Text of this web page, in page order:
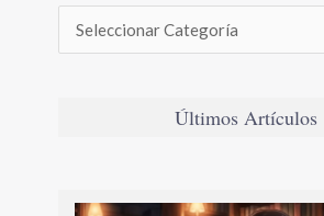
Últimos Artículos